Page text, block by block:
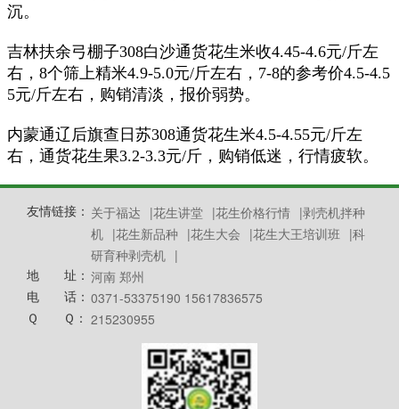
沉。
吉林扶余弓棚子308白沙通货花生米收4.45-4.6元/斤左
右， 8个筛上精米4.9-5.0元/斤左右， 7-8的参考价4.5-4.5
5元/斤左右，购销清淡，报价弱势。
内蒙通辽后旗查日苏308通货花生米4.5-4.55元/斤左
右，通货花生果3.2-3.3元/斤，购销低迷，行情疲软。
友情链接： 关于福达 |花生讲堂 |花生价格行情 |剥壳机拌种
机 |花生新品种 |花生大会 |花生大王培训班 |科
研育种剥壳机 |
地 址： 河南 郑州
电 话： 0371-53375190 15617836575
Ｑ Ｑ： 215230955